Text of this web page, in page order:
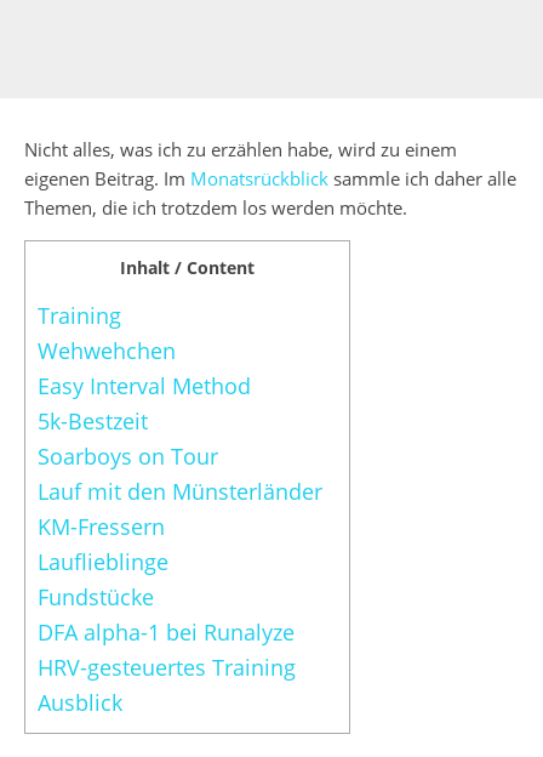
Nicht alles, was ich zu erzählen habe, wird zu einem
eigenen Beitrag. Im Monatsrückblick sammle ich daher alle
Themen, die ich trotzdem los werden möchte.
Inhalt / Content
Training
Wehwehchen
Easy Interval Method
5k-Bestzeit
Soarboys on Tour
Lauf mit den Münsterländer
KM-Fressern
Lauflieblinge
Fundstücke
DFA alpha-1 bei Runalyze
HRV-gesteuertes Training
Ausblick